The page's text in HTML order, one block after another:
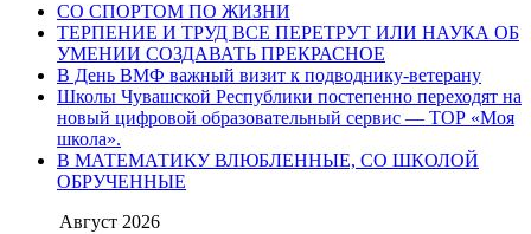
СО СПОРТОМ ПО ЖИЗНИ
ТЕРПЕНИЕ И ТРУД ВСЕ ПЕРЕТРУТ ИЛИ НАУКА ОБ
УМЕНИИ СОЗДАВАТЬ ПРЕКРАСНОЕ
В День ВМФ важный визит к подводнику-ветерану
Школы Чувашской Республики постепенно переходят на
новый цифровой образовательный сервис — ТОР «Моя
школа».
В МАТЕМАТИКУ ВЛЮБЛЕННЫЕ, СО ШКОЛОЙ
ОБРУЧЕННЫЕ
Август 2026